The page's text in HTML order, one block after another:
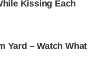
Kissing Each
Yard – Watch What